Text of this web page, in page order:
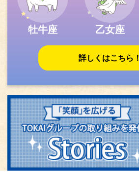
牡牛座 乙女座
詳しくはこちら！